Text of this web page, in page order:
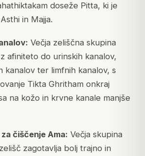
doseže Pitta, ki je
in Majja.
Večja zeliščna skupina
afiniteto do urinskih kanalov,
kanalov ter limfnih kanalov, s
Tikta Ghritham onkraj
na kožo in krvne kanale manjše
čiščenje Ama: Večja skupina
zagotavlja bolj trajno in